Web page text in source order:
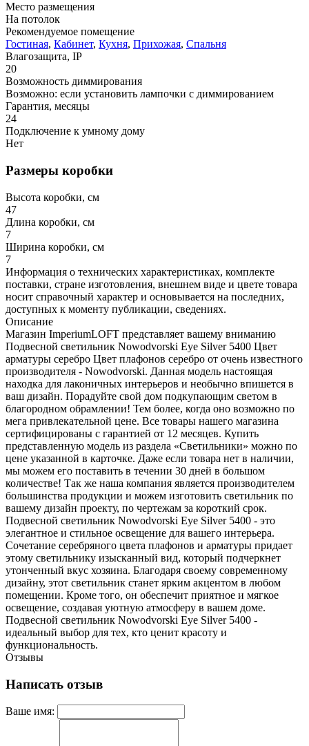
Место размещения
На потолок
Рекомендуемое помещение
Гостиная, Кабинет, Кухня, Прихожая, Спальня
Влагозащита, IP
20
Возможность диммирования
Возможно: если установить лампочки с диммированием
Гарантия, месяцы
24
Подключение к умному дому
Нет
Размеры коробки
Высота коробки, см
47
Длина коробки, см
7
Ширина коробки, см
7
Информация о технических характеристиках, комплекте
поставки, стране изготовления, внешнем виде и цвете товара
носит справочный характер и основывается на последних,
доступных к моменту публикации, сведениях.
Описание
Магазин ImperiumLOFT представляет вашему вниманию
Подвесной светильник Nowodvorski Eye Silver 5400 Цвет
арматуры серебро Цвет плафонов серебро от очень известного
производителя - Nowodvorski. Данная модель настоящая
находка для лаконичных интерьеров и необычно впишется в
ваш дизайн. Порадуйте свой дом подкупающим светом в
благородном обрамлении! Тем более, когда оно возможно по
мега привлекательной цене. Все товары нашего магазина
сертифицированы с гарантией от 12 месяцев. Купить
представленную модель из раздела «Светильники» можно по
цене указанной в карточке. Даже если товара нет в наличии,
мы можем его поставить в течении 30 дней в большом
количестве! Так же наша компания является производителем
большинства продукции и можем изготовить светильник по
вашему дизайн проекту, по чертежам за короткий срок.
Подвесной светильник Nowodvorski Eye Silver 5400 - это
элегантное и стильное освещение для вашего интерьера.
Сочетание серебряного цвета плафонов и арматуры придает
этому светильнику изысканный вид, который подчеркнет
утонченный вкус хозяина. Благодаря своему современному
дизайну, этот светильник станет ярким акцентом в любом
помещении. Кроме того, он обеспечит приятное и мягкое
освещение, создавая уютную атмосферу в вашем доме.
Подвесной светильник Nowodvorski Eye Silver 5400 -
идеальный выбор для тех, кто ценит красоту и
функциональность.
Отзывы
Написать отзыв
Ваше имя: